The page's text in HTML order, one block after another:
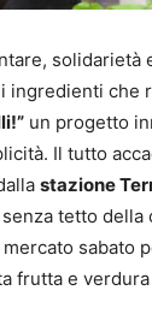
solidarietà
ingredienti che
un progetto
Il tutto
stazione
tetto della
sabato
frutta e